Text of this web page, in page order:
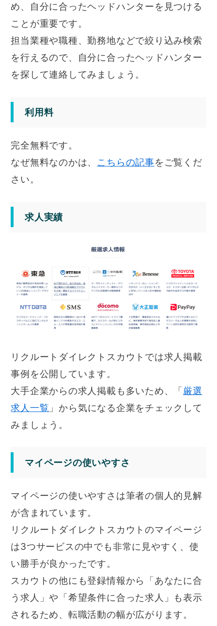
め、自分に合ったヘッドハンターを見つける
ことが重要です。
担当業種や職種、勤務地などで絞り込み検索
を行えるので、自分に合ったヘッドハンター
を探して連絡してみましょう。
利用料
完全無料です。
なぜ無料なのかは、 こちらの記事をご覧くだ
さい。
求人実績
リクルートダイレクトスカウトでは求人掲載
事例を公開しています。
大手企業からの求人掲載も多いため、「厳選
求人一覧 」から気になる企業をチェックして
みましょう。
マイページの使いやすさ
マイページの使いやすさは筆者の個人的見解
が含まれています。
リクルートダイレクトスカウトのマイページ
は3つサービスの中でも非常に見やすく、使
い勝手が良かったです。
スカウトの他にも登録情報から「あなたに合
う求人」や「希望条件に合った求人」も表示
されるため、転職活動の幅が広がります。